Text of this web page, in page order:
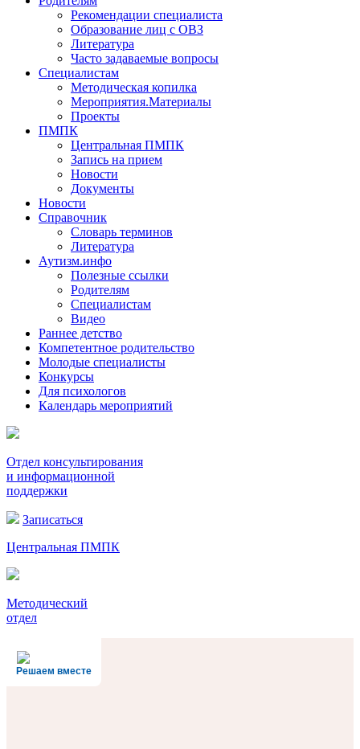
Рекомендации специалиста
Образование лиц с ОВЗ
Литература
Часто задаваемые вопросы
Специалистам
Методическая копилка
Мероприятия.Материалы
Проекты
ПМПК
Центральная ПМПК
Запись на прием
Новости
Документы
Новости
Справочник
Словарь терминов
Литература
Аутизм.инфо
Полезные ссылки
Родителям
Специалистам
Видео
Раннее детство
Компетентное родительство
Молодые специалисты
Конкурсы
Для психологов
Календарь мероприятий
Отдел консультирования
и информационной
поддержки
Записаться
Центральная ПМПК
Методический
отдел
Решаем вместе